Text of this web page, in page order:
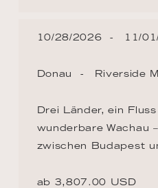
10/28/2026 11/
Donau Riverside
Drei Länder, ein
wunderbare Wachau
zwischen Budapest
ab 3,807.00 USD